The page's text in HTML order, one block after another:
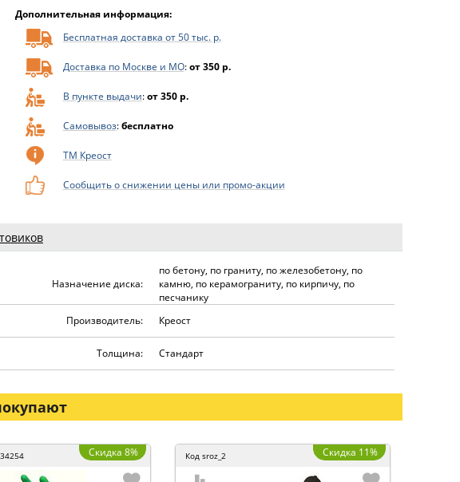
Дополнительная информация:
Бесплатная доставка от 50 тыс. р.
Доставка по Москве и МО:от 350 р.
В пункте выдачи:от 350 р.
Самовывоз:бесплатно
ТМ Креост
Сообщить о снижении цены или промо-акции
Назначение диска:
по бетону, по граниту, по железобетону, по
камню, по керамограниту, по кирпичу, по
песчанику
Производитель: Креост
Толщина: Стандарт
Скидка 8% Код sroz_2 Скидка 11%